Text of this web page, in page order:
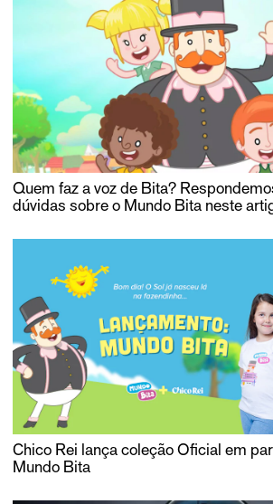
Quem faz a voz de Bita?
dúvidas sobre o Mundo Bita neste
Chico Rei lança coleção Oficial em
Mundo Bita